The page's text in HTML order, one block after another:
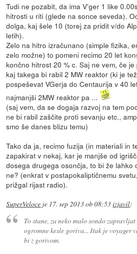
Tudi ne pozabit, da ima V'ger 1 like
hitrosti u riti (glede na sonce seveda).
dolga, kaj šele 10 (torej za pridit v/do
letih).
Zelo na hitro izračunano (simple fizika,
zelo možne) to pomeni recimo 20 let
končno hitrost 20 % c. Saj ne vem, če
kaj takega bi rabil 2 MW reaktor (ki je
pospeševat VGerja do Centaurija v 40
najmanjši 2MW reaktor pa ...
(saj vem, da se dogaja razvoj na tem
ne bi rabil zaščite proti sevanju etc.,
smo še danes blizu temu)
Tako da ja, recimo fuzija (in materiali in
zapakirat v nekaj, kar je manjše od
dosega drugega osončja, to bi že lahko
ne? (enkrat v postapokaliptičnemu
prižgal rijast radio).
SuperVeloce je 17. sep 2013 ob 08:53izjavil:
To stane, za neko malo sondo
ogromne kesle goriva... Itak je voyager
bi z gorivom.